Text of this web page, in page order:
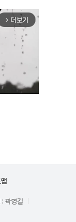
arrow_forward_ios 더보기
: 곽영길